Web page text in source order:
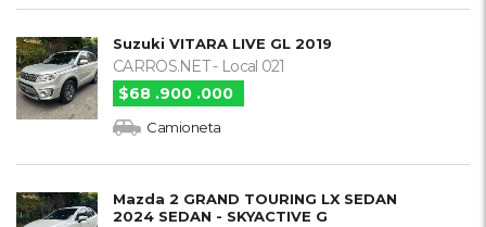
Suzuki VITARA LIVE GL 2019
CARROS.NET - Local 021
$68 .900 .000
Camioneta
Mazda 2 GRAND TOURING LX SEDAN
2024 SEDAN - SKYACTIVE G